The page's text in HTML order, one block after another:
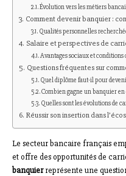
Évolution vers les métiers
Comment devenir banquier :
Qualités personnelles
Salaire et perspectives de
Avantages sociaux et conditions
Questions fréquentes sur
Quel diplôme faut-il pour
Combien gagne un banquier
Quelles sont les évolutions de
Réussir son insertion dans
Le secteur bancaire français
et offre des opportunités de
banquierreprésente une